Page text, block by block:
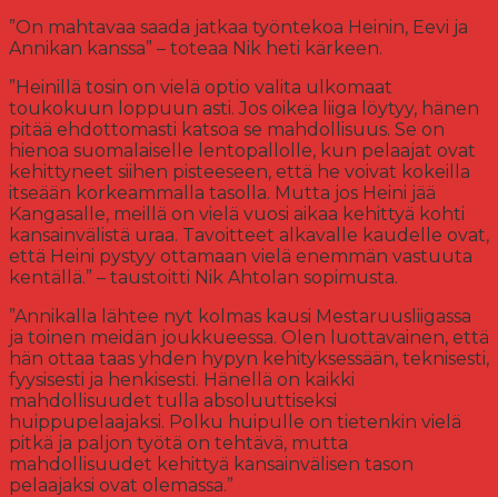
”On mahtavaa saada jatkaa työntekoa Heinin, Eevi ja
Annikan kanssa” – toteaa Nik heti kärkeen.
”Heinillä tosin on vielä optio valita ulkomaat
toukokuun loppuun asti. Jos oikea liiga löytyy, hänen
pitää ehdottomasti katsoa se mahdollisuus. Se on
hienoa suomalaiselle lentopallolle, kun pelaajat ovat
kehittyneet siihen pisteeseen, että he voivat kokeilla
itseään korkeammalla tasolla. Mutta jos Heini jää
Kangasalle, meillä on vielä vuosi aikaa kehittyä kohti
kansainvälistä uraa. Tavoitteet alkavalle kaudelle ovat,
että Heini pystyy ottamaan vielä enemmän vastuuta
kentällä.” – taustoitti Nik Ahtolan sopimusta.
”Annikalla lähtee nyt kolmas kausi Mestaruusliigassa
ja toinen meidän joukkueessa. Olen luottavainen, että
hän ottaa taas yhden hypyn kehityksessään, teknisesti,
fyysisesti ja henkisesti. Hänellä on kaikki
mahdollisuudet tulla absoluuttiseksi
huippupelaajaksi. Polku huipulle on tietenkin vielä
pitkä ja paljon työtä on tehtävä, mutta
mahdollisuudet kehittyä kansainvälisen tason
pelaajaksi ovat olemassa.”